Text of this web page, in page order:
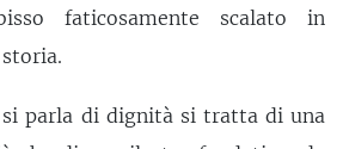
faticosamente scalato in
parla di dignità si tratta di una